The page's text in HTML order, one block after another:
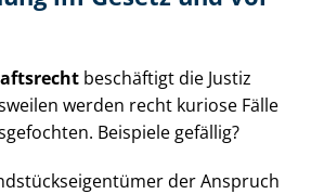
beschäftigt die Justiz
werden recht kuriose Fälle
Beispiele gefällig?
der Anspruch